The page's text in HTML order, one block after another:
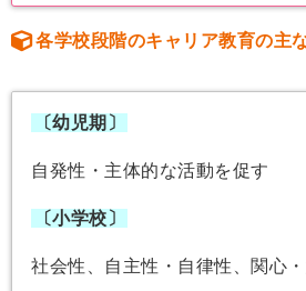
各学校段階のキャリア教育の主
〔幼児期〕
自発性・主体的な活動を促す
〔小学校〕
社会性、自主性・自律性、関心